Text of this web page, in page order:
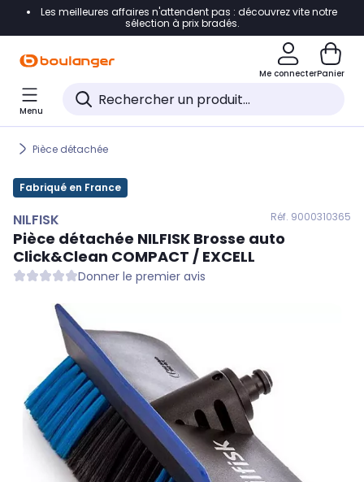
Accéder directement à la navigation
Accéder directement au pied de page
Accéder directement au chatbot
Les meilleures affaires n'attendent pas : découvrez vite notre
sélection à prix bradés.
Me connecterPanier
Menu
Pièce détachée
Fabriqué en France
NILFISK Réf. 9000310365
Pièce détachée NILFISK Brosse auto
Click&Clean COMPACT / EXCELL
Donner le premier avis